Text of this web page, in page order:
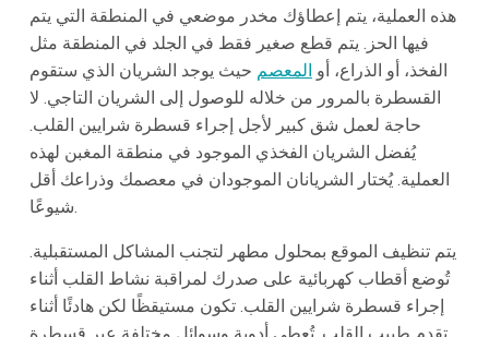
هذه العملية، يتم إعطاؤك مخدر موضعي في المنطقة التي يتم
فيها الحز. يتم قطع صغير فقط في الجلد في المنطقة مثل
الفخذ، أو الذراع، أو المعصم حيث يوجد الشريان الذي ستقوم
القسطرة بالمرور من خلاله للوصول إلى الشريان التاجي. لا
حاجة لعمل شق كبير لأجل إجراء قسطرة شرايين القلب.
يُفضل الشريان الفخذي الموجود في منطقة المغبن لهذه
العملية. يُختار الشريانان الموجودان في معصمك وذراعك أقل
شيوعًا.
يتم تنظيف الموقع بمحلول مطهر لتجنب المشاكل المستقبلية.
تُوضع أقطاب كهربائية على صدرك لمراقبة نشاط القلب أثناء
إجراء قسطرة شرايين القلب. تكون مستيقظًا لكن هادئًا أثناء
تقدم طبيب القلب. تُعطى أدوية وسوائل مختلفة عبر قسطرة